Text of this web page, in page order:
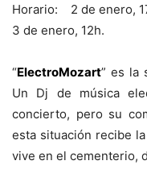
Horario: 2 de enero,
3 de enero, 12h.
“ElectroMozart” es la
Un Dj de música
concierto, pero su
esta situación recibe
vive en el cementerio,